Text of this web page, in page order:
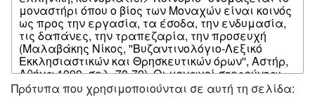
Πρότυπα που χρησιμοποιούνται σε αυτή τη σελίδα: